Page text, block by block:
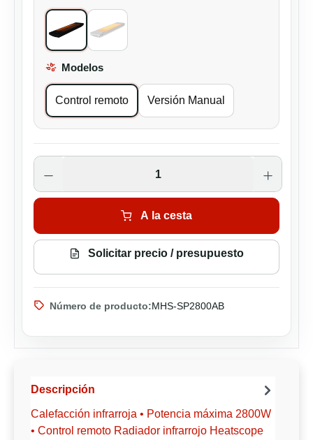
All BlackBlanco
Select
Modelos
Control remoto Versión Manual
Cantidad del producto: introduce la
A la cesta
Solicitar precio / presupuesto
Número de producto:MHS-SP2800AB
Descripción
Calefacción infrarroja • Potencia máxima 2800W
• Control remoto Radiador infrarrojo Heatscope